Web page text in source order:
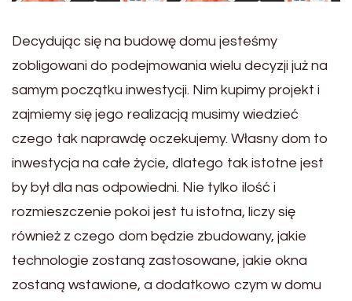
Decydując się na budowę domu jesteśmy
zobligowani do podejmowania wielu decyzji już na
samym początku inwestycji. Nim kupimy projekt i
zajmiemy się jego realizacją musimy wiedzieć
czego tak naprawdę oczekujemy. Własny dom to
inwestycja na całe życie, dlatego tak istotne jest
by był dla nas odpowiedni. Nie tylko ilość i
rozmieszczenie pokoi jest tu istotna, liczy się
również z czego dom będzie zbudowany, jakie
technologie zostaną zastosowane, jakie okna
zostaną wstawione, a dodatkowo czym w domu